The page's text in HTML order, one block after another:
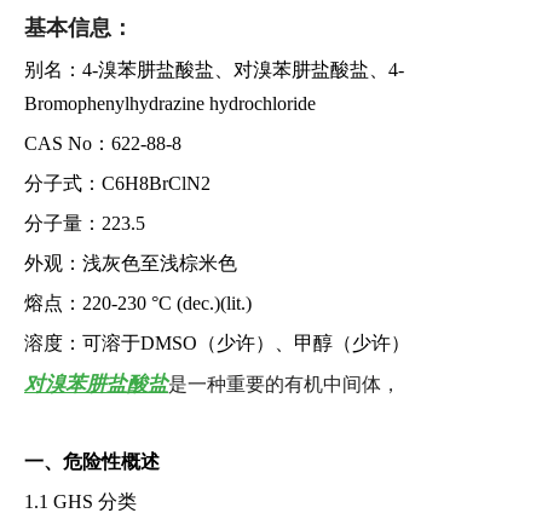
["wechat","weibo","qzone","douban","email"]
基本信息：
别名：4-溴苯肼盐酸盐、对溴苯肼盐酸盐、4-
Bromophenylhydrazine hydrochloride
CAS No：622-88-8
分子式：C6H8BrClN2
分子量：223.5
外观：浅灰色至浅棕米色
熔点：220-230 °C (dec.)(lit.)
溶度：可溶于DMSO（少许）、甲醇（少许）
对溴苯肼盐酸盐是一种重要的有机中间体，
一、危险性概述
1.1 GHS 分类